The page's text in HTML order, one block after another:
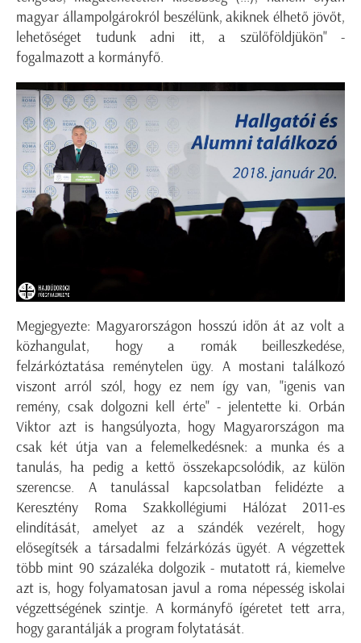
magyar állampolgárokról beszélünk, akiknek élhető jövőt,
lehetőséget tudunk adni itt, a szülőföldjükön" -
fogalmazott a kormányfő.
Megjegyezte: Magyarországon hosszú időn át az volt a
közhangulat, hogy a romák beilleszkedése,
felzárkóztatása reménytelen ügy. A mostani találkozó
viszont arról szól, hogy ez nem így van, "igenis van
remény, csak dolgozni kell érte" - jelentette ki. Orbán
Viktor azt is hangsúlyozta, hogy Magyarországon ma
csak két útja van a felemelkedésnek: a munka és a
tanulás, ha pedig a kettő összekapcsolódik, az külön
szerencse. A tanulással kapcsolatban felidézte a
Keresztény Roma Szakkollégiumi Hálózat 2011-es
elindítását, amelyet az a szándék vezérelt, hogy
elősegítsék a társadalmi felzárkózás ügyét. A végzettek
több mint 90 százaléka dolgozik - mutatott rá, kiemelve
azt is, hogy folyamatosan javul a roma népesség iskolai
végzettségének szintje. A kormányfő ígéretet tett arra,
hogy garantálják a program folytatását.